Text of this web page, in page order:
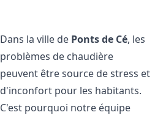
Dans la ville de Ponts de Cé, les
problèmes de chaudière
peuvent être source de stress et
d'inconfort pour les habitants.
C'est pourquoi notre équipe